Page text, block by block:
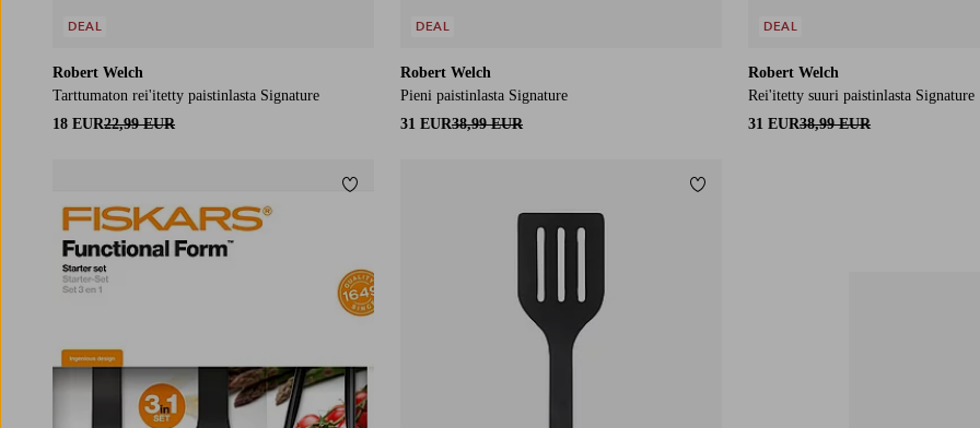
Robert Welch
Tarttumaton rei'itetty paistinlasta Signature
18 EUR22,99 EUR
DEAL
Robert Welch
Pieni paistinlasta Signature
31 EUR38,99 EUR
DEAL
Robert Welch
Rei'itetty suuri paistinlasta Signature
31 EUR38,99 EUR
DEAL
Lisää suosikkeihin Lisää suosikkeihin